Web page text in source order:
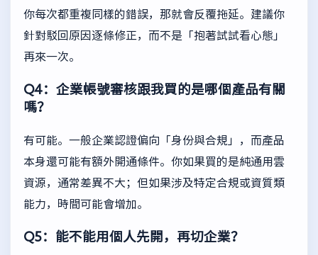
你每次都重複同樣的錯誤，那就會反覆拖延。建議你
針對駁回原因逐條修正，而不是「抱著試試看心態」
再來一次。
Q4：企業帳號審核跟我買的是哪個產品有關
嗎？
有可能。一般企業認證偏向「身份與合規」，而產品
本身還可能有額外開通條件。你如果買的是純通用雲
資源，通常差異不大；但如果涉及特定合規或資質類
能力，時間可能會增加。
Q5：能不能用個人先開，再切企業？